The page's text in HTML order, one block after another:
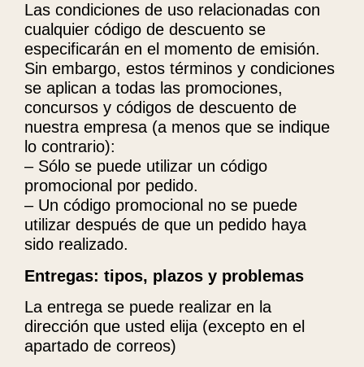
Las condiciones de uso relacionadas con
cualquier código de descuento se
especificarán en el momento de emisión.
Sin embargo, estos términos y condiciones
se aplican a todas las promociones,
concursos y códigos de descuento de
nuestra empresa (a menos que se indique
lo contrario):
– Sólo se puede utilizar un código
promocional por pedido.
– Un código promocional no se puede
utilizar después de que un pedido haya
sido realizado.
Entregas: tipos, plazos y problemas
La entrega se puede realizar en la
dirección que usted elija (excepto en el
apartado de correos)